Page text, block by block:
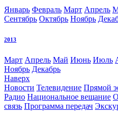
Январь Февраль Март Апрель
Сентябрь Октябрь Ноябрь
2013
Март Апрель Май Июнь Июль
Ноябрь Декабрь
Наверх
Новости Телевидение Прямой
Радио Национальное вещание
связь Программа передач